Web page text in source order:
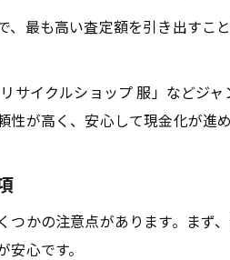
最も高い査定額を引き出すこ
サイクルショップ 服」などジ
が高く、安心して現金化が進め
かの注意点があります。まず
心です。